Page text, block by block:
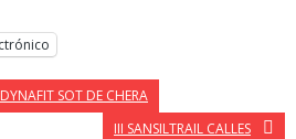
SOT DE CHERA
III SANSILTRAIL CALLES